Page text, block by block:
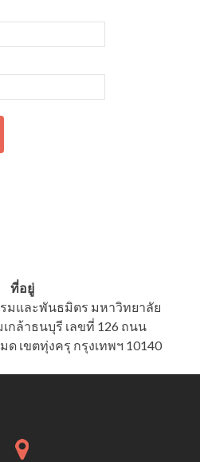
ที่อยู่
มและพันธมิตร มหาวิทยาลัย
กล้าธนบุรี เลขที่ 126 ถนน
เขตทุ่งครุ กรุงเทพฯ 10140